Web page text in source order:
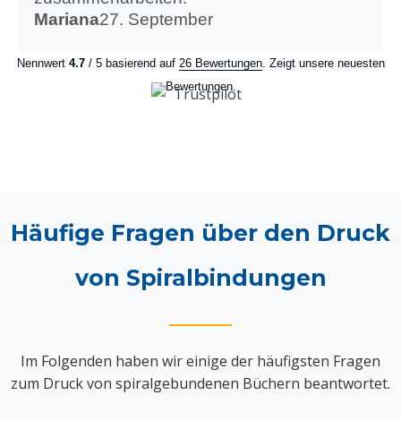
Mariana27. September
Nennwert 4.7/ 5 basierend auf 26 Bewertungen. Zeigt unsere neuesten
Bewertungen.
Häufige Fragen über den Druck
von Spiralbindungen
Im Folgenden haben wir einige der häufigsten Fragen
zum Druck von spiralgebundenen Büchern beantwortet.